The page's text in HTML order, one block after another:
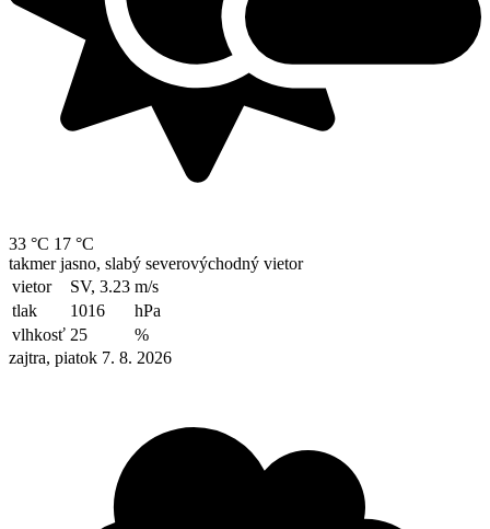
33 °C 17 °C
takmer jasno, slabý severovýchodný vietor
vietor
SV, 3.23 m/s
tlak
1016
hPa
vlhkosť 25
%
zajtra, piatok 7. 8. 2026